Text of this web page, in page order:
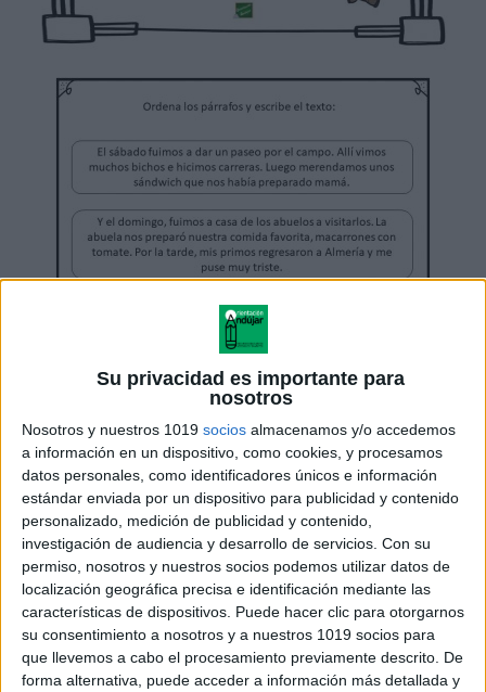
Su privacidad es importante para
nosotros
Nosotros y nuestros 1019 socios almacenamos y/o accedemos
a información en un dispositivo, como cookies, y procesamos
datos personales, como identificadores únicos e información
estándar enviada por un dispositivo para publicidad y contenido
personalizado, medición de publicidad y contenido,
investigación de audiencia y desarrollo de servicios. Con su
permiso, nosotros y nuestros socios podemos utilizar datos de
localización geográfica precisa e identificación mediante las
características de dispositivos. Puede hacer clic para otorgarnos
su consentimiento a nosotros y a nuestros 1019 socios para
que llevemos a cabo el procesamiento previamente descrito. De
forma alternativa, puede acceder a información más detallada y